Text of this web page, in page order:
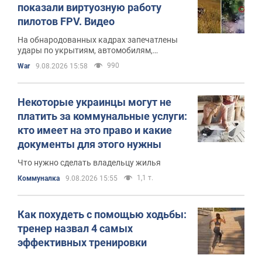
показали виртуозную работу
пилотов FPV. Видео
На обнародованных кадрах запечатлены
удары по укрытиям, автомобилям,
инженерной технике и живой силе
российских войск
War 9.08.2026 15:58 990
Некоторые украинцы могут не
платить за коммунальные услуги:
кто имеет на это право и какие
документы для этого нужны
Что нужно сделать владельцу жилья
Коммуналка 9.08.2026 15:55 1,1 т.
Как похудеть с помощью ходьбы:
тренер назвал 4 самых
эффективных тренировки